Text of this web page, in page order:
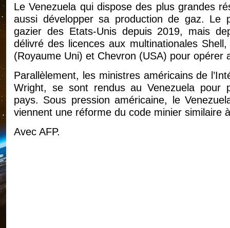
Le Venezuela qui dispose des plus grandes
aussi développer sa production de gaz. Le
gazier des Etats-Unis depuis 2019, mais
délivré des licences aux multinationales
(Royaume Uni) et Chevron (USA) pour opérer
Parallèlement, les ministres américains de
Wright, se sont rendus au Venezuela pour
pays. Sous pression américaine, le
viennent une réforme du code minier similaire
Avec AFP.